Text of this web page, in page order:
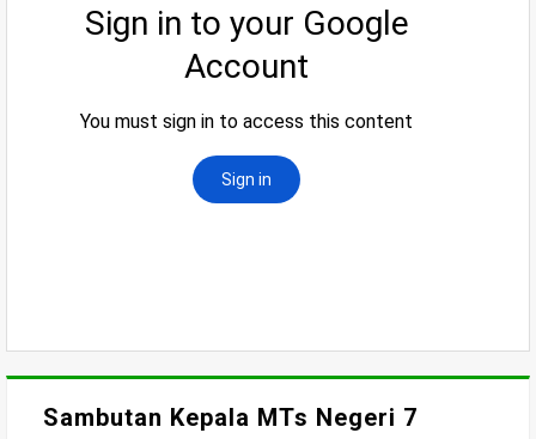
Sambutan Kepala MTs Negeri 7